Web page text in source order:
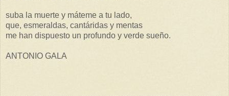
suba la muerte y máteme a tu lado,
que, esmeraldas, cantáridas y mentas
me han dispuesto un profundo y verde sueño.
ANTONIO GALA